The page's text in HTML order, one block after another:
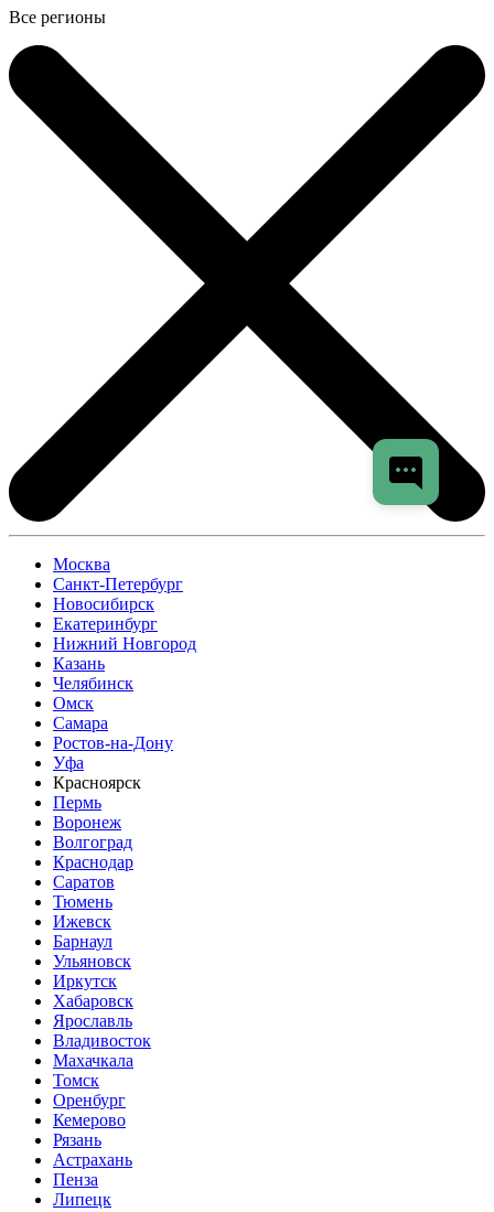
Все регионы
Москва
Санкт-Петербург
Новосибирск
Екатеринбург
Нижний Новгород
Казань
Челябинск
Омск
Самара
Ростов-на-Дону
Уфа
Красноярск
Пермь
Воронеж
Волгоград
Краснодар
Саратов
Тюмень
Ижевск
Барнаул
Ульяновск
Иркутск
Хабаровск
Ярославль
Владивосток
Махачкала
Томск
Оренбург
Кемерово
Рязань
Астрахань
Пенза
Липецк